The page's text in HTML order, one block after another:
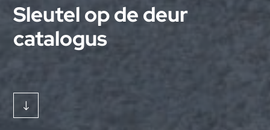
Sleutel op de deur
catalogus
"